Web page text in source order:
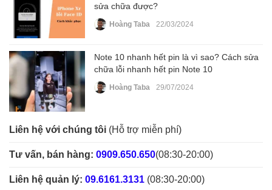
sửa chữa được?
Hoàng Taba 22/03/2024
Note 10 nhanh hết pin là vì sao? Cách sửa
chữa lỗi nhanh hết pin Note 10
Hoàng Taba 29/07/2024
Liên hệ với chúng tôi (Hỗ trợ miễn phí)
Tư vấn, bán hàng: 0909.650.650(08:30-20:00)
Liên hệ quản lý: 09.6161.3131 (08:30-20:00)